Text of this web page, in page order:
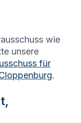
wie
unsere
für
.